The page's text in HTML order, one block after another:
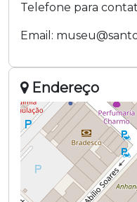
Telefone para
Email:
Endereço